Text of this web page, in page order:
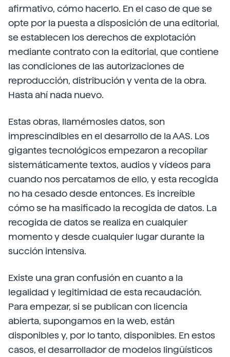
afirmativo, cómo hacerlo. En el caso de que se
opte por la puesta a disposición de una editorial,
se establecen los derechos de explotación
mediante contrato con la editorial, que contiene
las condiciones de las autorizaciones de
reproducción, distribución y venta de la obra.
Hasta ahí nada nuevo.
Estas obras, llamémosles datos, son
imprescindibles en el desarrollo de la AAS. Los
gigantes tecnológicos empezaron a recopilar
sistemáticamente textos, audios y vídeos para
cuando nos percatamos de ello, y esta recogida
no ha cesado desde entonces. Es increíble
cómo se ha masificado la recogida de datos. La
recogida de datos se realiza en cualquier
momento y desde cualquier lugar durante la
succión intensiva.
Existe una gran confusión en cuanto a la
legalidad y legitimidad de esta recaudación.
Para empezar, si se publican con licencia
abierta, supongamos en la web, están
disponibles y, por lo tanto, disponibles. En estos
casos, el desarrollador de modelos lingüísticos